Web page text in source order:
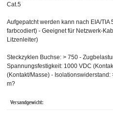
Cat.5
Aufgepatcht werden kann nach EIA/TIA
farbcodiert) - Geeignet für Netzwerk-
Litzenleiter)
Steckzyklen Buchse: > 750 -
Spannungsfestigkeit: 1000 VDC
(Kontakt/Masse) -
m?
Versandgewicht: